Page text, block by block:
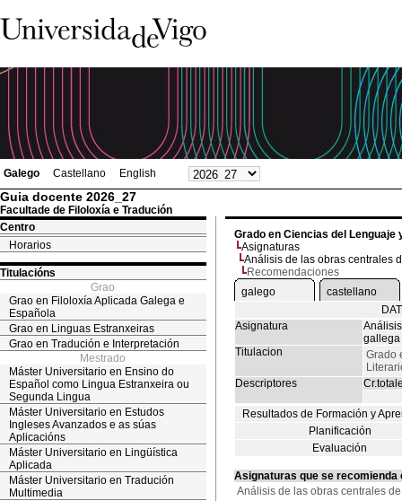
Galego Castellano English
Guia docente 2026_27
Facultade de Filoloxía e Tradución
Centro
Horarios
Titulacións
Grao
Grao en Filoloxía Aplicada Galega e
Española
Grao en Linguas Estranxeiras
Grao en Tradución e Interpretación
Mestrado
Máster Universitario en Ensino do
Español como Lingua Estranxeira ou
Segunda Lingua
Máster Universitario en Estudos
Ingleses Avanzados e as súas
Aplicacións
Máster Universitario en Lingüística
Aplicada
Máster Universitario en Tradución
Multimedia
Grado en Ciencias del
Asignaturas
Análisis de las obras centrales
Recomendaciones
galego
castellano
Asignatura
gallega
Titulacion
Grado
Descriptores
Resultados de Formación y
Planificación
Evaluación
Asignaturas que se
Análisis de las obras centrales